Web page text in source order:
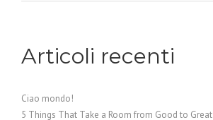
Articoli recenti
Ciao mondo!
5 Things That Take a Room from Good to Great